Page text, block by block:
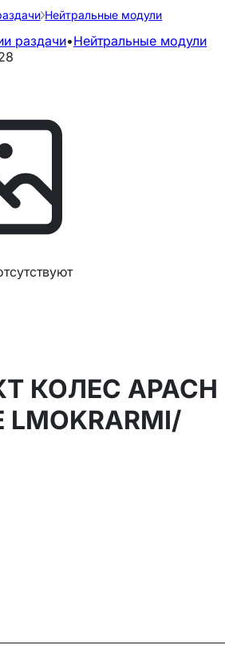
Нейтральные модули
раздачи•Нейтральные модули
КОЛЕС APACH
LMOKRARMI/